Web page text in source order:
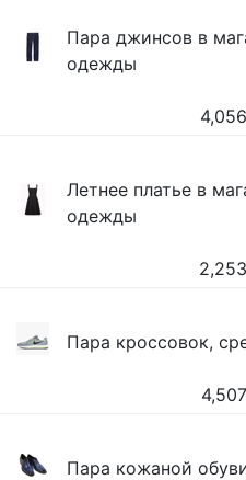
Пара джинсов в
одежды
Летнее платье в
одежды
Пара кроссовок,
Пара кожаной